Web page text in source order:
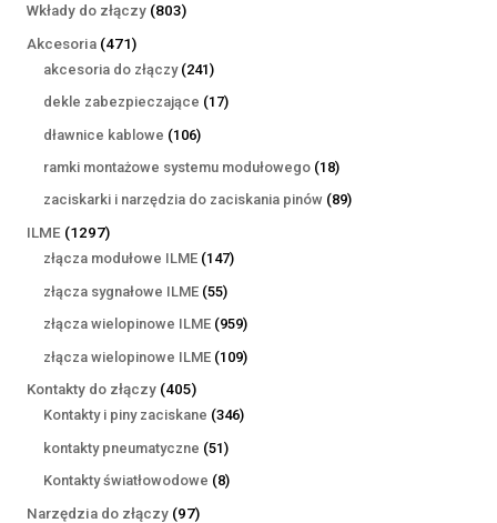
Wkłady do złączy 803803
Akcesoria 471471
produktów
akcesoria do złączy 241241
produktów
dekle zabezpieczające 1717
dławnice kablowe 106106
produktów
ramki montażowe systemu modułowego 1818
produktów
zaciskarki i narzędzia do zaciskania pinów 8989
ILME 12971297
produktów
złącza modułowe ILME 147147
złącza sygnałowe ILME 5555
produktów
złącza wielopinowe ILME 959959
produktów
złącza wielopinowe ILME 109109
Kontakty do złączy 405405
produktów
Kontakty i piny zaciskane 346346
kontakty pneumatyczne 5151
produktów
Kontakty światłowodowe 88
Narzędzia do złączy 9797